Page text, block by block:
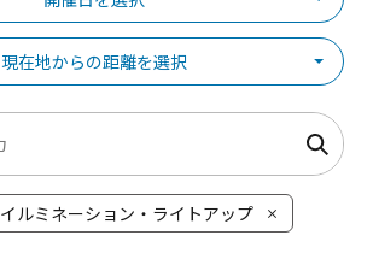
現在地からの距離を選択
イルミネーション・ライトアップ